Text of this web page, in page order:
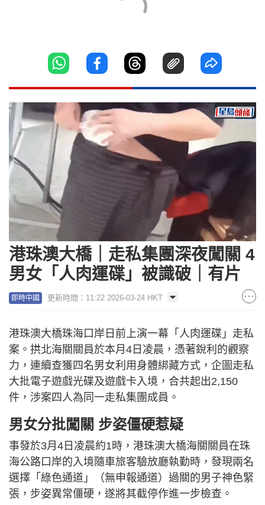
Unmute
100.00%
港珠澳大橋｜走私集團深夜闖關 4
男女「人肉運碟」被識破｜有片
即時中國 更新時間：11:22 2026-03-24 HKT
港珠澳大橋珠海口岸日前上演一幕「人肉運碟」走私
案。拱北海關關員於本月4日凌晨，憑著銳利的觀察
力，連續查獲四名男女利用身體綁藏方式，企圖走私
大批電子遊戲光碟及遊戲卡入境，合共起出2,150
件，涉案四人為同一走私集團成員。
男女分批闖關 步姿僵硬惹疑
事發於3月4日凌晨約1時，港珠澳大橋海關關員在珠
海公路口岸的入境隨車旅客驗放廳執勤時，發現兩名
選擇「綠色通道」（無申報通道）過關的男子神色緊
張，步姿異常僵硬，遂將其截停作進一步檢查。